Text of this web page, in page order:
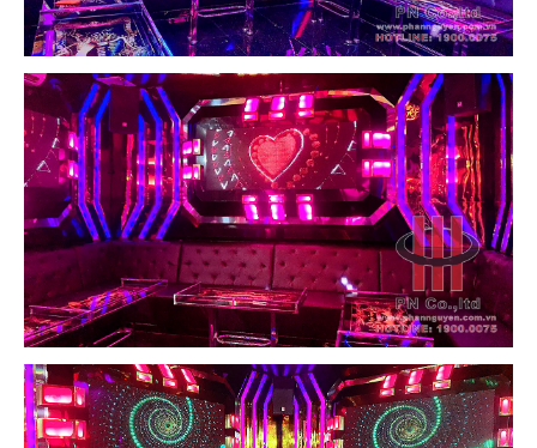
Đầu karaoke VOD Hanet BeatX Serverđẳng cấp, âm thanh
chuyên n ghiệp, hình ảnh sắc nét.
Với sự tinh tế, thẩm mỹ của nội thất mỗi phòng, kèm theo đó là chất
lượng âm thanh đỉnh cao, đẳng cấp.Karaoke Ngọc Tuyền – Long
Ansẽ là sự lựa chọn hàng đầu của mọi đối tượng khách hàng khi có
nhu cầu hát karaoke giải trí thư giãn cùng bạn bè và người thân.
Một số hình ảnh không gian phòng củaKaraoke Ngọc Tuyền